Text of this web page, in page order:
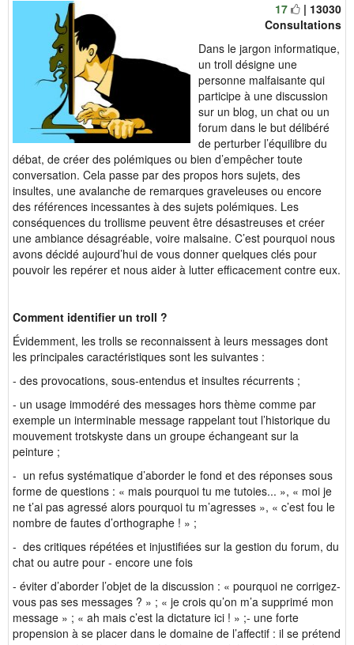
17
| 13030
Consultations
Dans le jargon informatique,
un troll désigne une
personne malfaisante qui
participe à une discussion
sur un blog, un chat ou un
forum dans le but délibéré
de perturber l’équilibre du
débat, de créer des polémiques ou bien d’empêcher toute
conversation. Cela passe par des propos hors sujets, des
insultes, une avalanche de remarques graveleuses ou encore
des références incessantes à des sujets polémiques. Les
conséquences du trollisme peuvent être désastreuses et créer
une ambiance désagréable, voire malsaine. C’est pourquoi nous
avons décidé aujourd’hui de vous donner quelques clés pour
pouvoir les repérer et nous aider à lutter efficacement contre eux.
Comment identifier un troll ?
Évidemment, les trolls se reconnaissent à leurs messages dont
les principales caractéristiques sont les suivantes :
- des provocations, sous-entendus et insultes récurrents ;
- un usage immodéré des messages hors thème comme par
exemple un interminable message rappelant tout l’historique du
mouvement trotskyste dans un groupe échangeant sur la
peinture ;
- un refus systématique d’aborder le fond et des réponses sous
forme de questions : « mais pourquoi tu me tutoies... », « moi je
ne t’ai pas agressé alors pourquoi tu m’agresses », « c’est fou le
nombre de fautes d’orthographe ! » ;
- des critiques répétées et injustifiées sur la gestion du forum, du
chat ou autre pour - encore une fois
- éviter d’aborder l’objet de la discussion : « pourquoi ne corrigez-
vous pas ses messages ? » ; « je crois qu’on m’a supprimé mon
message » ; « ah mais c’est la dictature ici ! » ;- une forte
propension à se placer dans le domaine de l’affectif : il se prétend